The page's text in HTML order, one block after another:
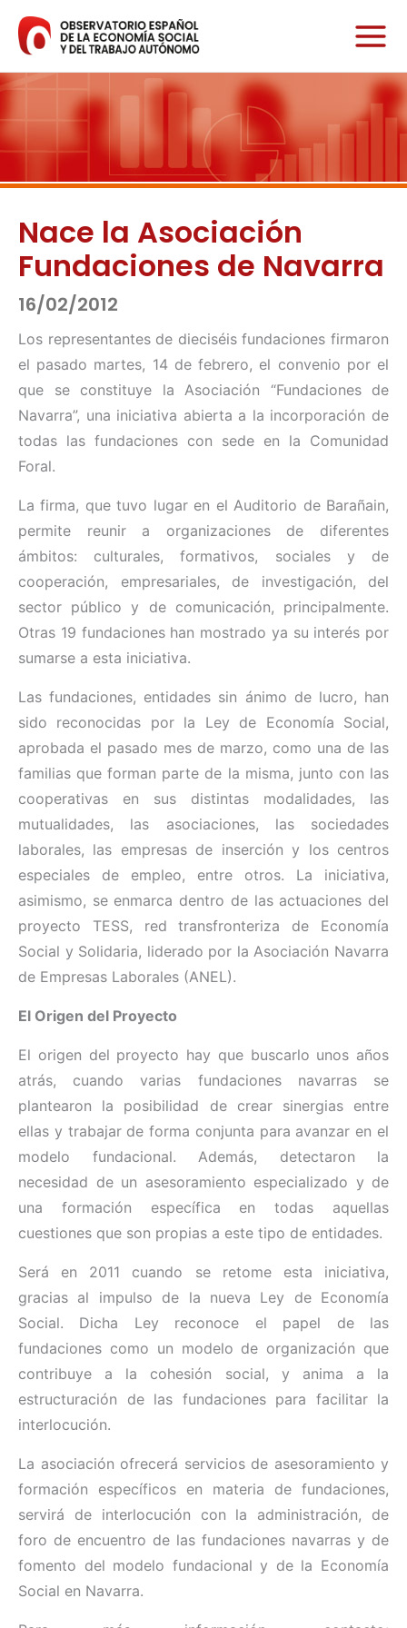
contenido
Nace la Asociación
Fundaciones de Navarra
16/02/2012
Los representantes de dieciséis fundaciones firmaron
el pasado martes, 14 de febrero, el convenio por el
que se constituye la Asociación “Fundaciones de
Navarra”, una iniciativa abierta a la incorporación de
todas las fundaciones con sede en la Comunidad
Foral.
La firma, que tuvo lugar en el Auditorio de Barañain,
permite reunir a organizaciones de diferentes
ámbitos: culturales, formativos, sociales y de
cooperación, empresariales, de investigación, del
sector público y de comunicación, principalmente.
Otras 19 fundaciones han mostrado ya su interés por
sumarse a esta iniciativa.
Las fundaciones, entidades sin ánimo de lucro, han
sido reconocidas por la Ley de Economía Social,
aprobada el pasado mes de marzo, como una de las
familias que forman parte de la misma, junto con las
cooperativas en sus distintas modalidades, las
mutualidades, las asociaciones, las sociedades
laborales, las empresas de inserción y los centros
especiales de empleo, entre otros. La iniciativa,
asimismo, se enmarca dentro de las actuaciones del
proyecto TESS, red transfronteriza de Economía
Social y Solidaria, liderado por la Asociación Navarra
de Empresas Laborales (ANEL).
El Origen del Proyecto
El origen del proyecto hay que buscarlo unos años
atrás, cuando varias fundaciones navarras se
plantearon la posibilidad de crear sinergias entre
ellas y trabajar de forma conjunta para avanzar en el
modelo fundacional. Además, detectaron la
necesidad de un asesoramiento especializado y de
una formación específica en todas aquellas
cuestiones que son propias a este tipo de entidades.
Será en 2011 cuando se retome esta iniciativa,
gracias al impulso de la nueva Ley de Economía
Social. Dicha Ley reconoce el papel de las
fundaciones como un modelo de organización que
contribuye a la cohesión social, y anima a la
estructuración de las fundaciones para facilitar la
interlocución.
La asociación ofrecerá servicios de asesoramiento y
formación específicos en materia de fundaciones,
servirá de interlocución con la administración, de
foro de encuentro de las fundaciones navarras y de
fomento del modelo fundacional y de la Economía
Social en Navarra.